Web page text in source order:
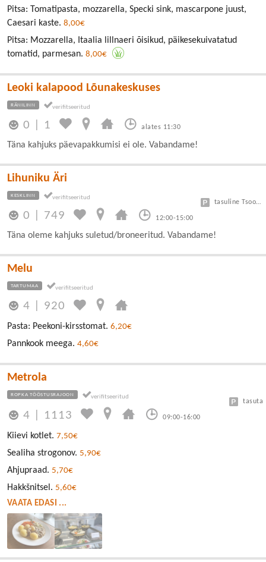
Pitsa: Tomatipasta, mozzarella, Specki sink, mascarpone juust,
Caesari kaste. 8,00€
Pitsa: Mozzarella, Itaalia lillnaeri õisikud, päikesekuivatatud
tomatid, parmesan. 8,00€
Leoki kalapood Lõunakeskuses
RÄNILINN
0 1 alates 11:30
Täna kahjuks päevapakkumisi ei ole. Vabandame!
Lihuniku Äri
KESKLINN
0 749 12:00-15:00
tasuline Tsoon A 3 eur/h, B 1,5 eur/h
Täna oleme kahjuks suletud/broneeritud. Vabandame!
Melu
TARTUMAA
4 920
Pasta: Peekoni-kirsstomat. 6,20€
Pannkook meega. 4,60€
Metrola
ROPKA TÖÖSTUSRAJOON
4 1113 09:00-16:00
tasuta
Kiievi kotlet. 7,50€
Sealiha strogonov. 5,90€
Ahjupraad. 5,70€
Hakkšnitsel. 5,60€
VAATA EDASI ...